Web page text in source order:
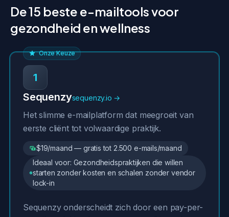
De 15 beste e-mailtools voor
gezondheid en wellness
Onze Keuze
1
Sequenzysequenzy.io →
Het slimme e-mailplatform dat meegroeit van
eerste cliënt tot volwaardige praktijk.
$19/maand — gratis tot 2.500 e-mails/maand
Ideaal voor: Gezondheidspraktijken die willen
starten zonder kosten en schalen zonder vendor
lock-in
Sequenzy onderscheidt zich door een pay-per-